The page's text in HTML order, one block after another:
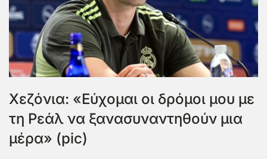
Χεζόνια: «Εύχομαι οι δρόμοι μου με
τη Ρεάλ να ξανασυναντηθούν μια
μέρα» (pic)